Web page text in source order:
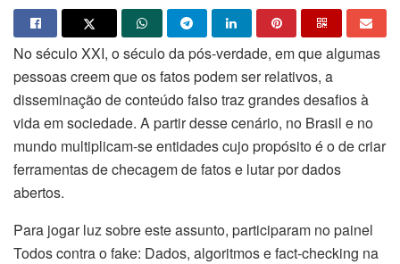
No século XXI, o século da pós-verdade, em que algumas
pessoas creem que os fatos podem ser relativos, a
disseminação de conteúdo falso traz grandes desafios à
vida em sociedade. A partir desse cenário, no Brasil e no
mundo multiplicam-se entidades cujo propósito é o de criar
ferramentas de checagem de fatos e lutar por dados
abertos.
Para jogar luz sobre este assunto, participaram no painel
Todos contra o fake: Dados, algoritmos e fact-checking na